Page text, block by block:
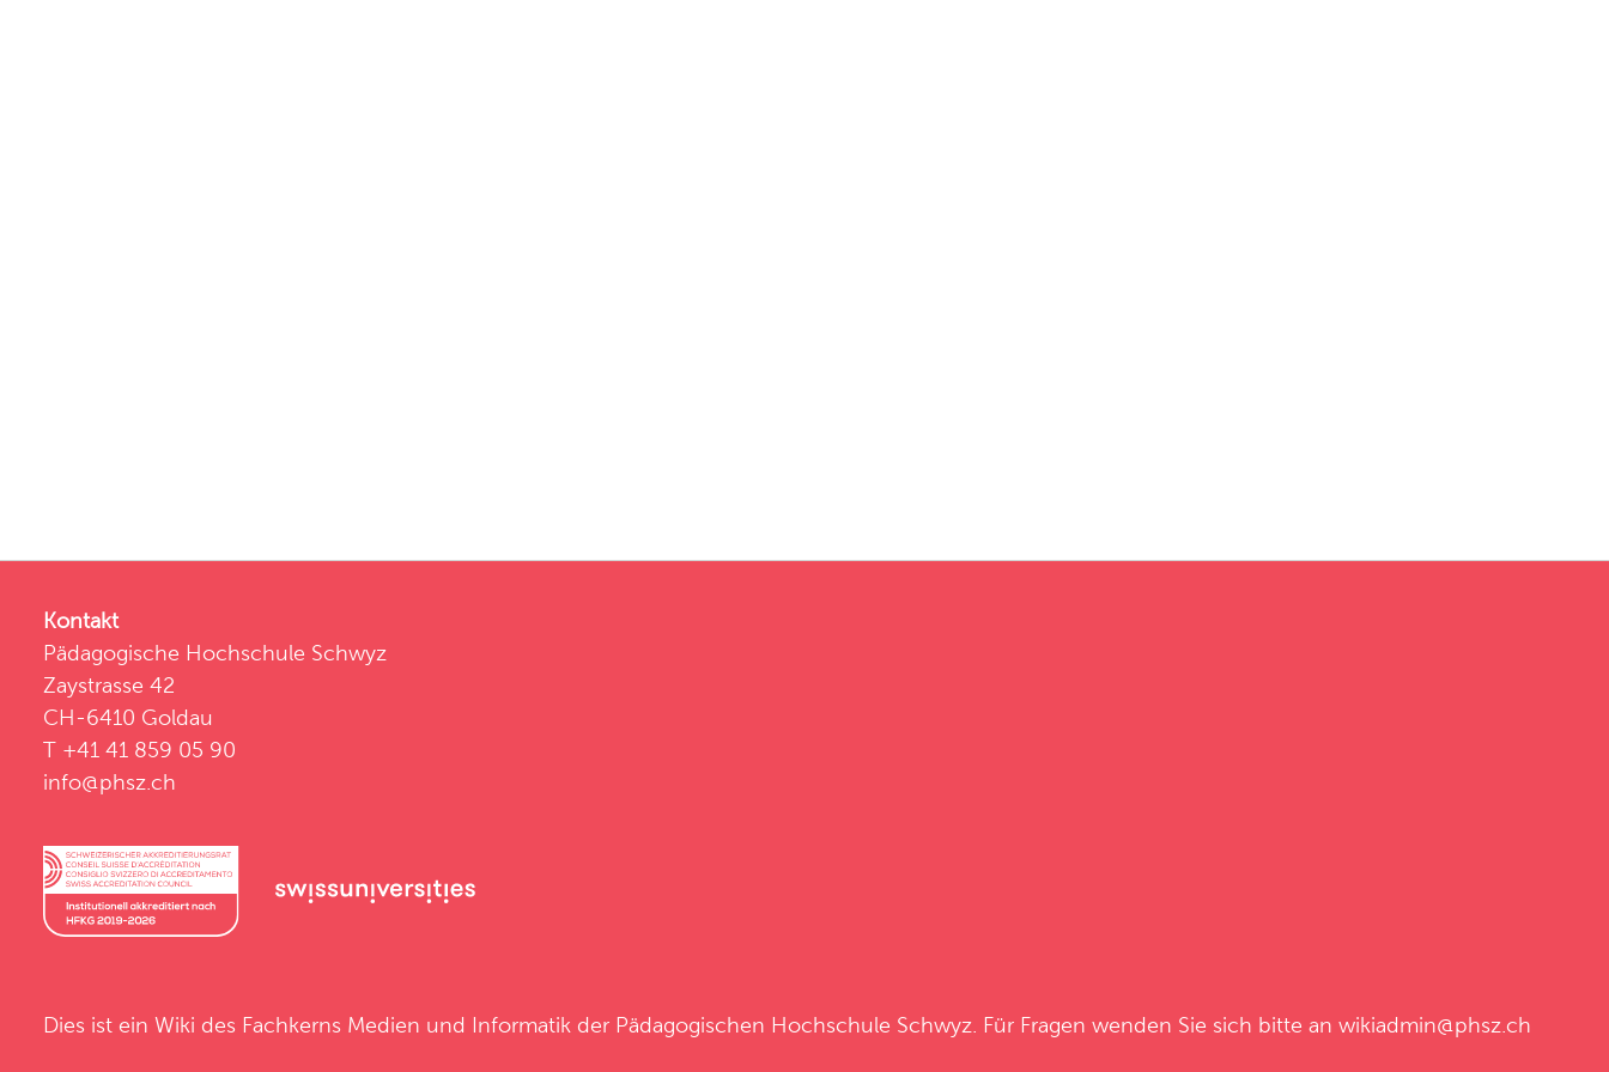
Kontakt
Pädagogische Hochschule Schwyz
Zaystrasse 42
CH-6410 Goldau
T +41 41 859 05 90
info@phsz.ch
Dies ist ein Wiki des Fachkerns Medien und Informatik der Pädagogischen Hochschule Schwyz . Für Fragen wenden Sie sich bitte an wikiadmin@phsz.ch